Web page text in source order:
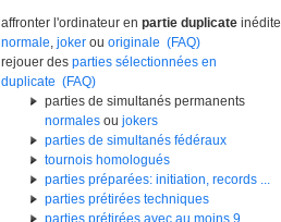
affronter l'ordinateur en partie duplicate inédite
normale, joker ou originale (FAQ)
rejouer des parties sélectionnées en
duplicate (FAQ)
parties de simultanés permanents
normales ou jokers
parties de simultanés fédéraux
tournois homologués
parties préparées: initiation, records ...
parties prétirées techniques
parties prétirées avec au moins 9